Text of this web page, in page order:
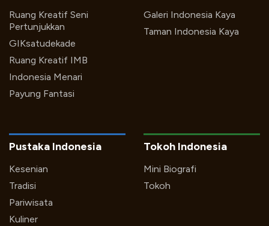
Ruang Kreatif Seni
Pertunjukkan
GIKsatudekade
Ruang Kreatif IMB
Indonesia Menari
Payung Fantasi
Galeri Indonesia Kaya
Taman Indonesia Kaya
Pustaka Indonesia
Kesenian
Tradisi
Pariwisata
Kuliner
Tokoh Indonesia
Mini Biografi
Tokoh